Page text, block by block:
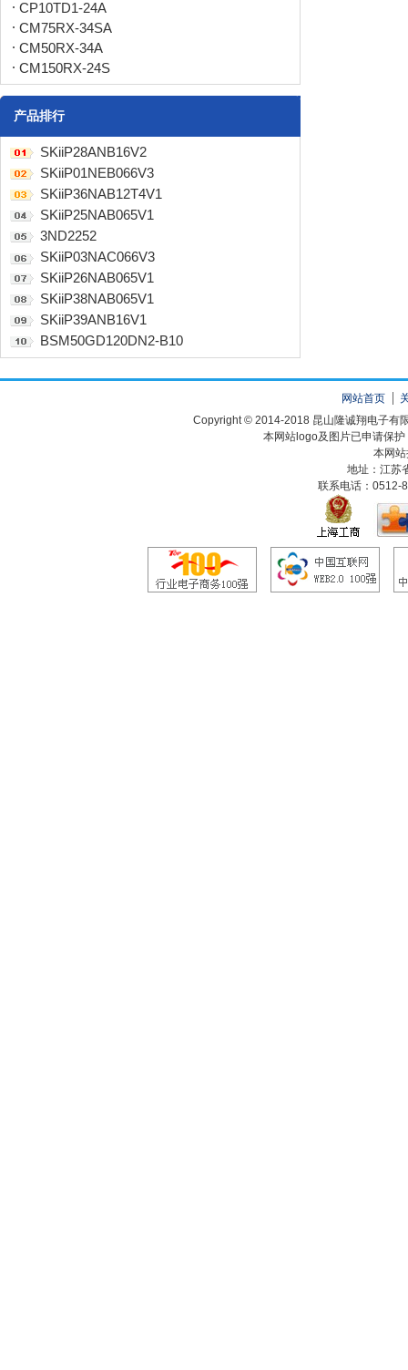
CP10TD1-24A
CM75RX-34SA
CM50RX-34A
CM150RX-24S
产品排行
SKiiP28ANB16V2
SKiiP01NEB066V3
SKiiP36NAB12T4V1
SKiiP25NAB065V1
3ND2252
SKiiP03NAC066V3
SKiiP26NAB065V1
SKiiP38NAB065V1
SKiiP39ANB16V1
BSM50GD120DN2-B10
网站首页
Copyright © 2014-2018 昆山隆诚翔电子有
本网站logo及图片已申请保
本网
地址：江
联系电话：0512-